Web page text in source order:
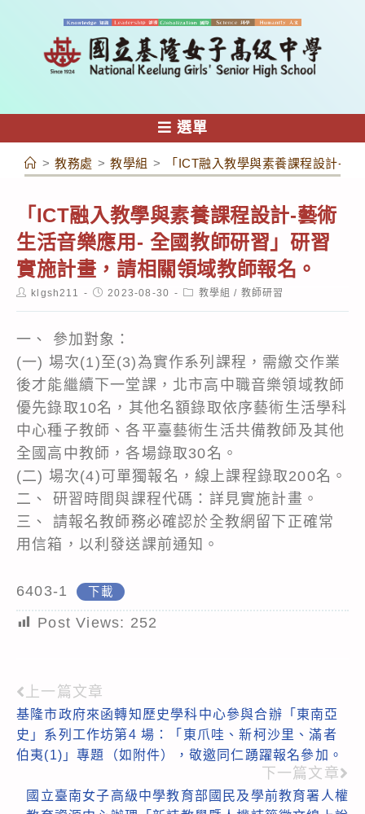
容
選單
> 教務處 > 教學組 > 「ICT融入教學與素養課程設計-
「ICT融入教學與素養課程設計-藝術
生活音樂應用- 全國教師研習」研習
實施計畫，請相關領域教師報名。
Postklgsh211
Post2023-08-30
Post教學組 / 教師研習
一、 參加對象：
(一) 場次(1)至(3)為實作系列課程，需繳交作業
後才能繼續下一堂課，北市高中職音樂領域教師
優先錄取10名，其他名額錄取依序藝術生活學科
中心種子教師、各平臺藝術生活共備教師及其他
全國高中教師，各場錄取30名。
(二) 場次(4)可單獨報名，線上課程錄取200名。
二、 研習時間與課程代碼：詳見實施計畫。
三、 請報名教師務必確認於全教網留下正確常
用信箱，以利發送課前通知。
6403-1 下載
Post Views: 252
Read
more
articles
上一篇文章
基隆市政府來函轉知歷史學科中心參與合辦「東南亞
史」系列工作坊第4 場：「東爪哇、新柯沙里、滿者
伯夷(1)」專題（如附件），敬邀同仁踴躍報名參加。
下一篇文章
國立臺南女子高級中學教育部國民及學前教育署人權